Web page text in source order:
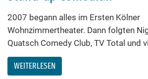
2007 begann alles im Ersten Kölner
Wohnzimmertheater. Dann folgten
Quatsch Comedy Club, TV Total und
WEITERLESEN